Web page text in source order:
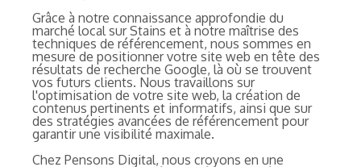
Grâce à notre connaissance approfondie du
marché local sur Stains et à notre maîtrise des
techniques de référencement, nous sommes en
mesure de positionner votre site web en tête des
résultats de recherche Google, là où se trouvent
vos futurs clients. Nous travaillons sur
l'optimisation de votre site web, la création de
contenus pertinents et informatifs, ainsi que sur
des stratégies avancées de référencement pour
garantir une visibilité maximale.
Chez Pensons Digital, nous croyons en une